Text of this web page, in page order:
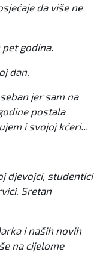
da više ne
godina.
dan.
jer sam na
postala
i svojoj kćeri...
djevojci, studentici
Sretan
i naših novih
na cijelome